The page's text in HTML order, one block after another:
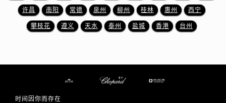
江苏省宿迁市宿城区西湖路萧邦售后服务中心（需提前预约）
江苏省泰州市海陵区永定东路399号置地商务中心东塔（华润万象城）17层1706室萧邦售后服务中心（需提前预约）
许昌 南阳 常德 泉州 柳州 桂林 惠州 西宁
攀枝花 遵义 天水 泰州 盐城 香港 台州
时间因你而存在